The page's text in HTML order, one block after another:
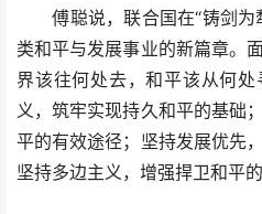
傅聪说，联合国在“铸剑为
类和平与发展事业的新篇章。
界该往何处去，和平该从何
义，筑牢实现持久和平的基础
平的有效途径；坚持发展优先
坚持多边主义，增强捍卫和平的